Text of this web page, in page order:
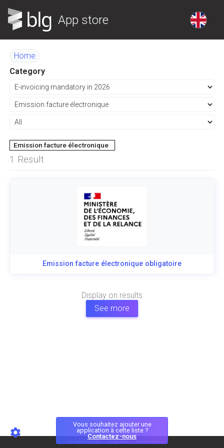
App store
Vous souhaitez ajouter une
application à cette liste ?
Contactez-nous
Home
Category
Emission facture électronique
1 Result
Emission facture électronique obligatoire
Display on results
See more